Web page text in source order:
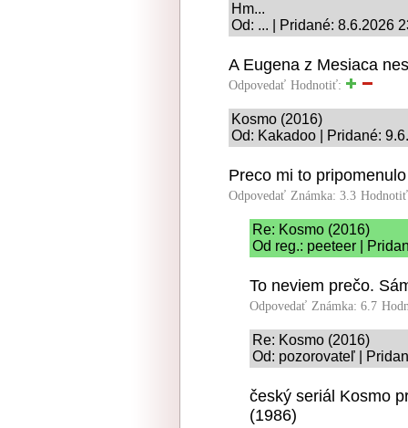
Hm...
Od: ... | Pridané: 8.6.2026
A Eugena z Mesiaca
Odpovedať Hodnotiť:
Kosmo (2016)
Od: Kakadoo | Pridané:
Preco mi to
Odpovedať Známka: 3.3
Re: Kosmo (2016)
Od reg.: peeteer |
To neviem prečo.
Odpovedať Známka: 6.7
Re: Kosmo (2016)
Od: pozorovateľ |
český seriál Kosmo
(1986)